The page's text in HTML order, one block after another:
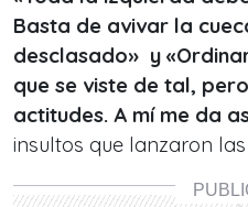
Basta de avivar la
desclasado» y
que se viste de tal,
actitudes. A mí me da
insultos que lanzaron las